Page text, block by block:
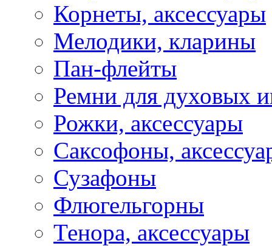
Корнеты, аксессуары
Мелодики, кларины
Пан-флейты
Ремни для духовых
Рожки, аксессуары
Саксофоны,
Сузафоны
Флюгельгорны
Тенора, аксессуары